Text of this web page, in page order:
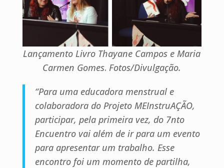
Lançamento Livro Thayane Campos e Maria
Carmen Gomes.Fotos/Divulgação.
“Para uma educadora menstrual e
colaboradora do Projeto MEInstruAÇÃO,
participar, pela primeira vez, do 7nto
Encuentro vai além de ir para um evento
para apresentar um trabalho. Esse
encontro foi um momento de partilha,